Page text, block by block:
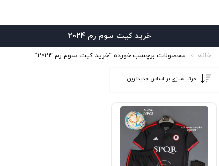
خرید کیت سوم رم 2024
خانه محصولات برچسب خورده “خرید کیت سوم رم 2024”